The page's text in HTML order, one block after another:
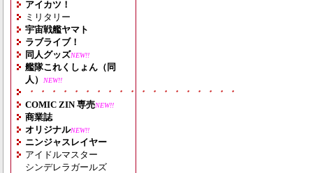
アイカツ！
ミリタリー
宇宙戦艦ヤマト
ラブライブ！
同人グッズNEW!!
艦隊これくしょん（同
人）
NEW!!
・・・・・・・・・・・・・・・・・・・
COMIC ZIN 専売NEW!!
商業誌
オリジナルNEW!!
ニンジャスレイヤー
アイドルマスター
シンデレラガールズ